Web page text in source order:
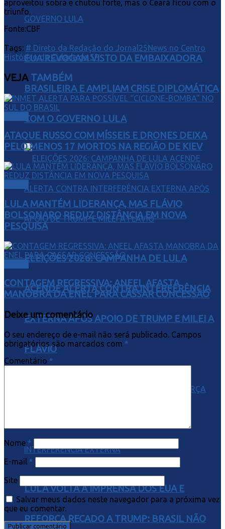
EUA REVOGAM VISTO DA EMBAIXADORA
BRASILEIRA E AMPLIAM CRISE DIPLOMÁTICA
COM O GOVERNO LULA
ELEIÇÕES 2026: CAMPANHA DE LULA
ACENDE ALERTA CONTRA INTERFERÊNCIA
EXTERNA APÓS APOIO DE TRUMP E MILEI A
FLÁVIO
LULA VOLTA À IMPRENSA DOS EUA E
REFORÇA RECADO A TRUMP: BRASIL NÃO
aproveitou sobra e chutou forte, mas o Ceará ficou com o
triunfo.
Fonte:CBF
Tags: # Direto da Redação do Jornal25News no Centro
Histórico da Cidade de SP
VEJATAMBÉM
ATAQUE RUSSO COM MÍSSEIS E DRONES DEIXA
PELO MENOS 17 MORTOS NA REGIÃO DE KIEV
LULA MANTÉM LIDERANÇA, MAS FLÁVIO
BOLSONARO REDUZ DISTÂNCIA EM NOVA
PESQUISA
CONTAGEM REGRESSIVA: ANEEL AFASTA
MANOBRA DA ENEL PARA CASSAR CONCESSÃO
Deixe um comentário
O seu endereço de e-mail não será publicado. Campos
obrigatórios são marcados com *
Comentário *
Nome *
E-mail *
Site
Salvar meus dados neste navegador para a próxima vez
que eu comentar.